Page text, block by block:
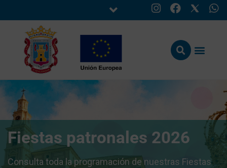
Fiestas patronales 2026
Consulta toda la programación de nuestras Fiestas